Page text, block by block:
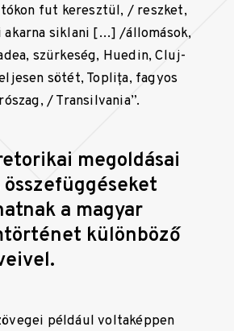
fut keresztül, / reszket,
akarna siklani […] /állomások,
szürkeség, Huedin, Cluj-
sötét, Toplița, fagyos
/ Transilvania”.
megoldásai
a magyar
különböző
például voltaképpen